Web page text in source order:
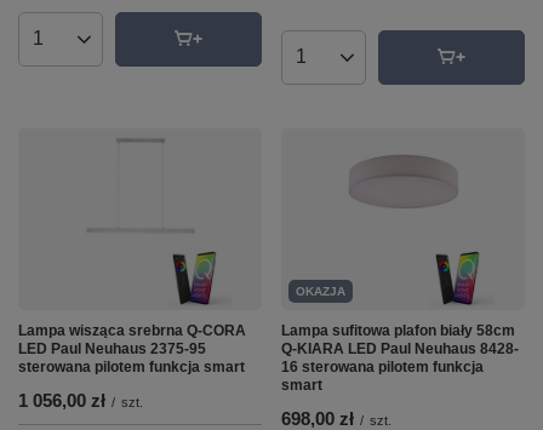
Ilość produktów
Ilość produktów
Lampa wisząca srebrna Q-CORA
LED Paul Neuhaus 2375-95
sterowana pilotem funkcja smart
1 056,00 zł / szt.
OKAZJA
Lampa sufitowa plafon biały 58cm
Q-KIARA LED Paul Neuhaus 8428-
16 sterowana pilotem funkcja
smart
698,00 zł / szt.